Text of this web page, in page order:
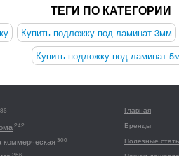
ТЕГИ ПО КАТЕГОРИИ
Купить подложку под ламинат 3мм
Купить подложку под ламинат
242
коммерческая 300
256
Главная
Бренды
Полезные